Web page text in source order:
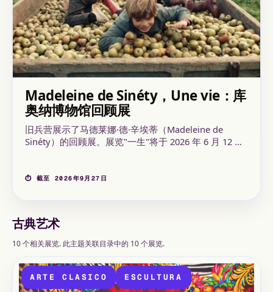
Madeleine de Sinéty，Une vie：库
奥纳博物馆回顾展
旧兵营展示了马德莱娜·德·辛埃蒂（Madeleine de
Sinéty）的回顾展。展览"一生"将于 2026 年 6 月 12 日
⏱ 截至 2026年9月27日
古典艺术
10 个相关展览. 此主题关联目录中的 10 个展览.
ARTE CLASICO ESCULTURA